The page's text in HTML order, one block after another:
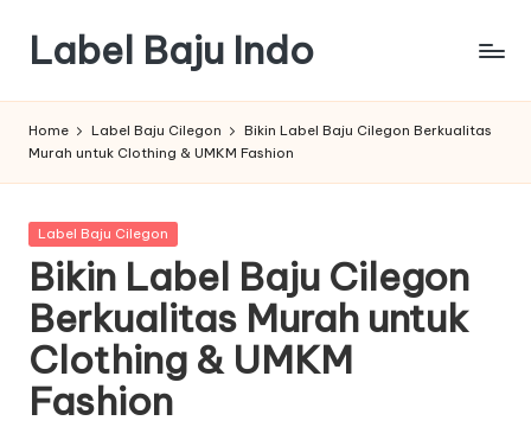
content
Label Baju Indo
Home Label Baju Cilegon
Bikin Label Baju Cilegon Berkualitas
Murah untuk Clothing & UMKM Fashion
Posted
Label Baju Cilegon
Bikin Label Baju Cilegon
Berkualitas Murah untuk
Clothing & UMKM
Fashion